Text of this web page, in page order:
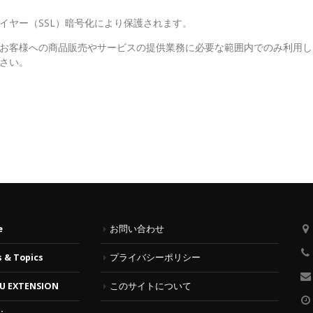
ー（SSL）暗号化により保護されます。
客様への商品販売やサービスの提供業務に必要な範囲内でのみ利用
い。
& Topics
EXTENSION
お問い合わせ
プライバシーポリシー
このサイトについて